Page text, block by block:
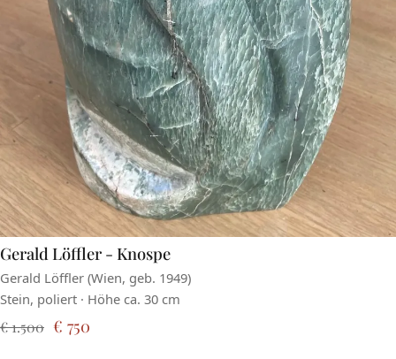
Gerald Löffler - Knospe
Gerald Löffler (Wien, geb. 1949)
Stein, poliert · Höhe ca. 30 cm
€ 1.500 € 750